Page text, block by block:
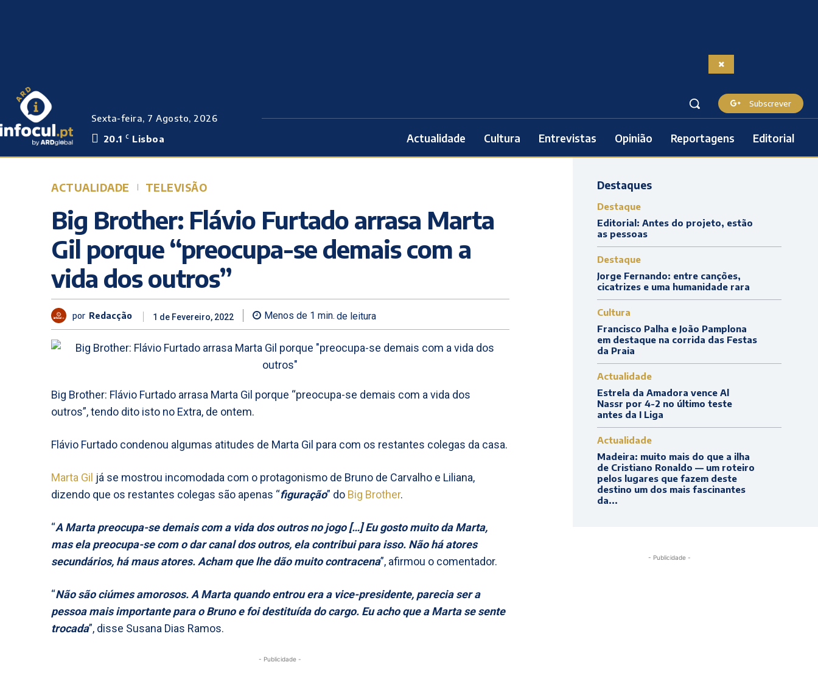
Sexta-feira, 7 Agosto, 2026
20.1 C Lisboa
Subscrever
Actualidade Cultura Entrevistas Opinião Reportagens Editorial
ACTUALIDADE TELEVISÃO
Big Brother: Flávio Furtado arrasa Marta
Gil porque “preocupa-se demais com a
vida dos outros”
por Redacção 1 de Fevereiro, 2022 Menos de 1 min. de leitura
Big Brother: Flávio Furtado arrasa Marta Gil porque “preocupa-se demais com a vida dos
outros”, tendo dito isto no Extra, de ontem.
Flávio Furtado condenou algumas atitudes de Marta Gil para com os restantes colegas da casa.
Marta Gil já se mostrou incomodada com o protagonismo de Bruno de Carvalho e Liliana,
dizendo que os restantes colegas são apenas “figuração” do Big Brother.
“A Marta preocupa-se demais com a vida dos outros no jogo […] Eu gosto muito da Marta,
mas ela preocupa-se com o dar canal dos outros, ela contribui para isso. Não há atores
secundários, há maus atores. Acham que lhe dão muito contracena”, afirmou o comentador.
“Não são ciúmes amorosos. A Marta quando entrou era a vice-presidente, parecia ser a
pessoa mais importante para o Bruno e foi destituída do cargo. Eu acho que a Marta se sente
trocada”, disse Susana Dias Ramos.
- Publicidade -
Destaques
Destaque
Editorial: Antes do projeto, estão
as pessoas
Destaque
Jorge Fernando: entre canções,
cicatrizes e uma humanidade rara
Cultura
Francisco Palha e João Pamplona
em destaque na corrida das Festas
da Praia
Actualidade
Estrela da Amadora vence Al
Nassr por 4-2 no último teste
antes da I Liga
Actualidade
Madeira: muito mais do que a ilha
de Cristiano Ronaldo — um roteiro
pelos lugares que fazem deste
destino um dos mais fascinantes
da...
- Publicidade -